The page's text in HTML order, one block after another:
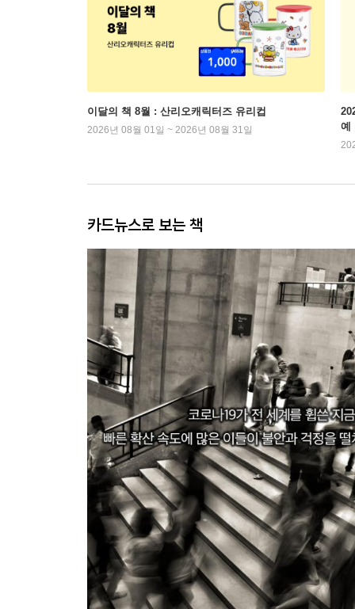
이달의 책 8월 : 산리오캐릭터즈 유리컵
2026년 08월 01일 ~ 2026년 08월 31일
예
카드뉴스로 보는 책